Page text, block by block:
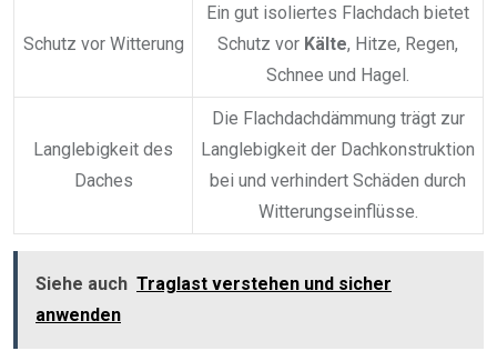
Schutz vor Witterung
Ein gut isoliertes Flachdach bietet
Schutz vor Kälte, Hitze, Regen,
Schnee und Hagel.
Langlebigkeit des
Daches
Die Flachdachdämmung trägt zur
Langlebigkeit der Dachkonstruktion
bei und verhindert Schäden durch
Witterungseinflüsse.
Siehe auch Traglast verstehen und sicher
anwenden